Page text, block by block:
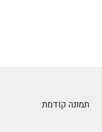
תמונה קודמת